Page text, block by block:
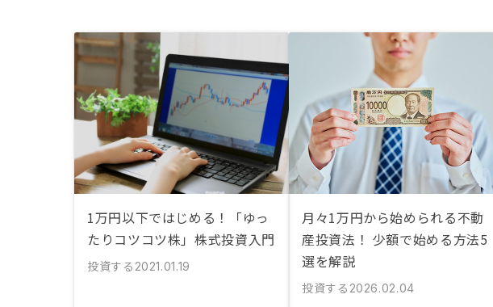
1万円以下ではじめる！「ゆっ
たりコツコツ株」株式投資入門
投資する 2021.01.19
月々1万円から始められる不動
産投資法！ 少額で始める方法5
選を解説
投資する 2026.02.04